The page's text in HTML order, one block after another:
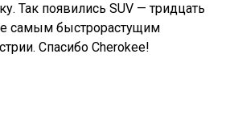
Так появились SUV — тридцать
самым быстрорастущим
Спасибо Cherokee!